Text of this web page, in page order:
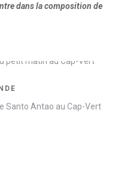
dans la composition de